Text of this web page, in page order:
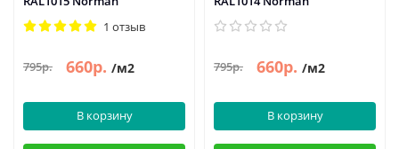
1 отзыв
795р. 660р. /м2
В корзину
795р. 660р. /м2
В корзину